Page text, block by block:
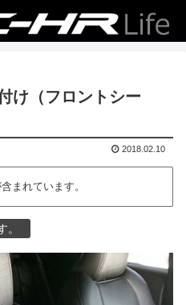
け（フロントシー
2018.02.10
まれています。
。